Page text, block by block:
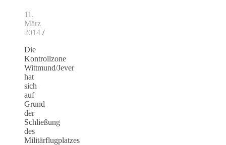
11.
März
2014 /
Die
Kontrollzone
Wittmund/Jever
hat
sich
auf
Grund
der
Schließung
des
Militärflugplatzes